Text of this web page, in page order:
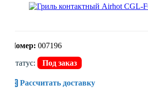
Номер: 007196
Статус: Под заказ
Рассчитать доставку